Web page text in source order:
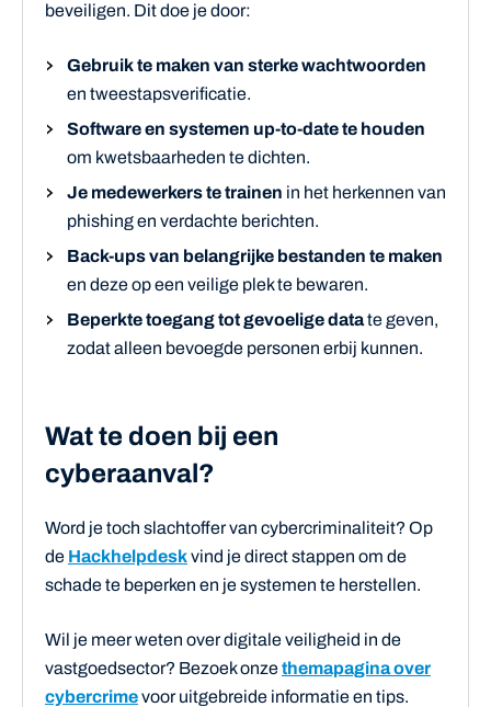
beveiligen. Dit doe je door:
Gebruik te maken van sterke wachtwoorden
en tweestapsverificatie.
Software en systemen up-to-date te houden
om kwetsbaarheden te dichten.
Je medewerkers te trainen in het herkennen van
phishing en verdachte berichten.
Back-ups van belangrijke bestanden te maken
en deze op een veilige plek te bewaren.
Beperkte toegang tot gevoelige datate geven,
zodat alleen bevoegde personen erbij kunnen.
Wat te doen bij een
cyberaanval?
Word je toch slachtoffer van cybercriminaliteit? Op
de Hackhelpdeskvind je direct stappen om de
schade te beperken en je systemen te herstellen.
Wil je meer weten over digitale veiligheid in de
vastgoedsector? Bezoek onzethemapagina over
cybercrimevoor uitgebreide informatie en tips.